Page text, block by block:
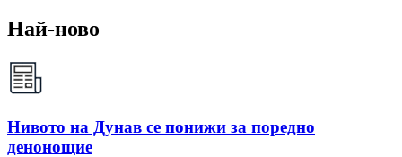
Най-ново
Нивото на Дунав се понижи за поредно
денонощие